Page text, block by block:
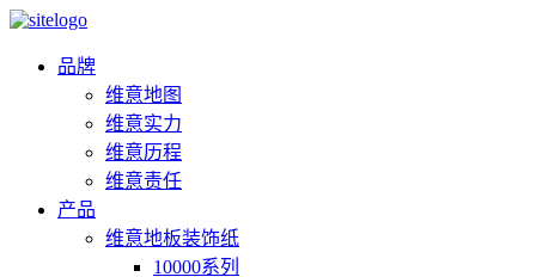
品牌
维意地图
维意实力
维意历程
维意责任
产品
维意地板装饰纸
10000系列